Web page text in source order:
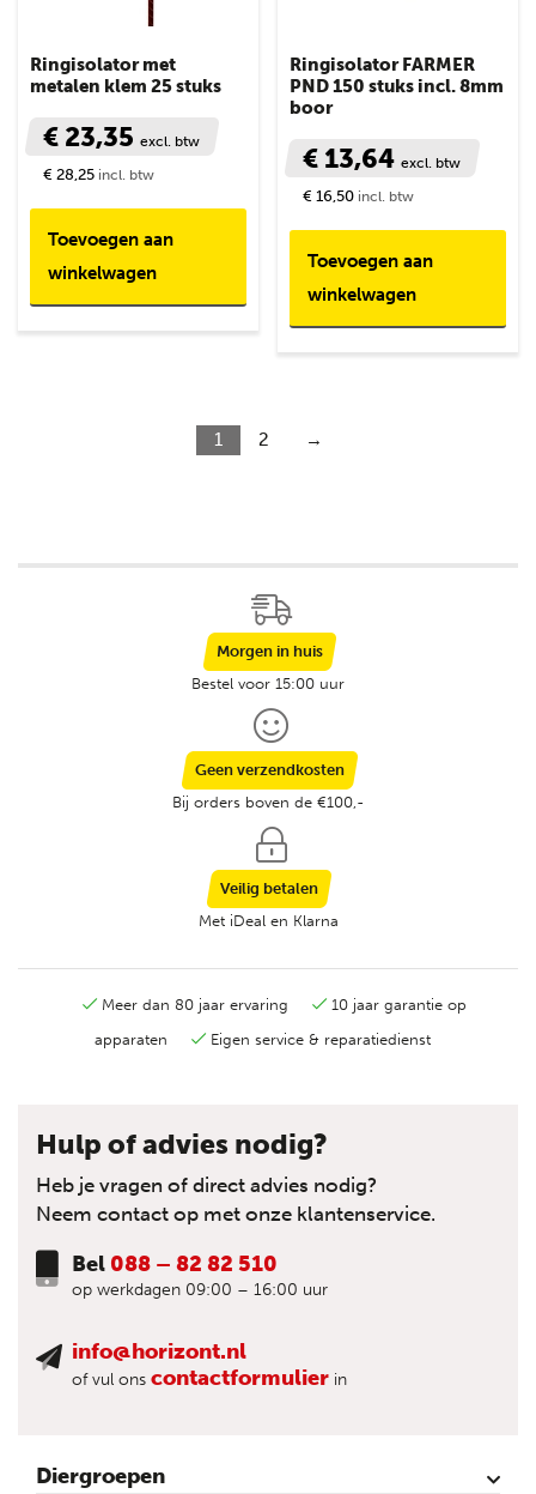
Ringisolator met
metalen klem 25 stuks
€ 23,35 excl. btw
€ 28,25 incl. btw
Toevoegen aan
winkelwagen
Ringisolator FARMER
PND 150 stuks incl. 8mm
boor
€ 13,64excl. btw
€ 16,50 incl. btw
Toevoegen aan
winkelwagen
1 2 →
Morgen in huis
Bestel voor 15:00 uur
Geen verzendkosten
Bij orders boven de €100,-
Veilig betalen
Met iDeal en Klarna
Meer dan 80 jaar ervaring
10 jaar garantie op
apparaten
Eigen service & reparatiedienst
Hulp of advies nodig?
Heb je vragen of direct advies nodig?
Neem contact op met onze klantenservice.
Bel 088 – 82 82 510
op werkdagen 09:00 – 16:00 uur
info@horizont.nl
of vul ons contactformulier in
Diergroepen
Rund
Schaap
Paard
Geit
Pluimvee
Varken
Huisdieren
Reigers
Wolfafweer
Wild / Wildafweer